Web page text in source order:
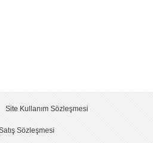
Site Kullanım Sözleşmesi
Sözleşmesi